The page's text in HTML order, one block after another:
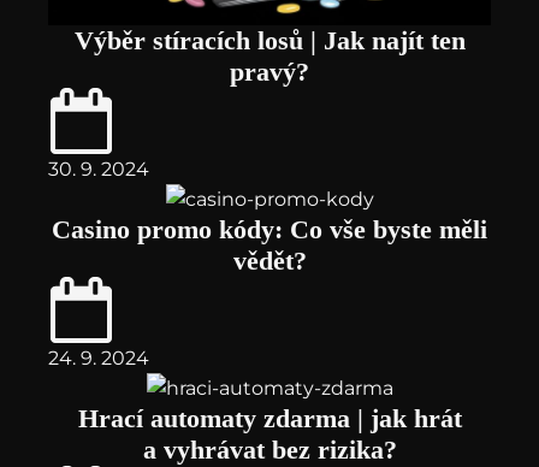
Výběr stíracích losů | Jak najít ten
pravý?
30. 9. 2024
Casino promo kódy: Co vše byste měli
vědět?
24. 9. 2024
Hrací automaty zdarma | jak hrát
a vyhrávat bez rizika?